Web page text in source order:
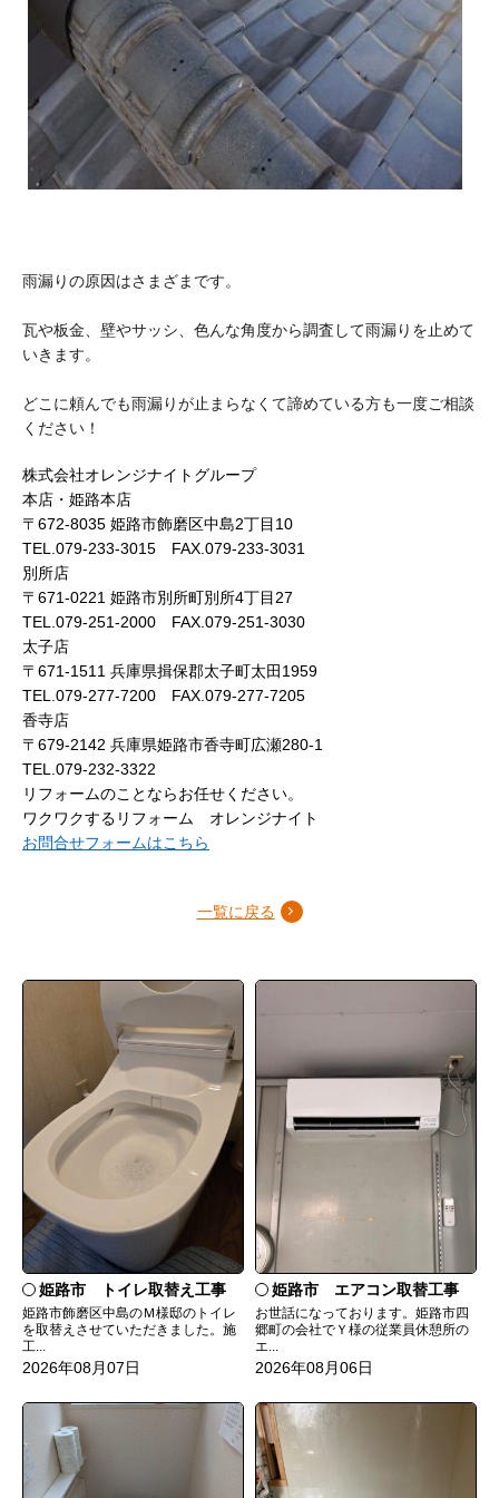
雨漏りの原因はさまざまです。
瓦や板金、壁やサッシ、色んな角度から調査して雨漏りを止めて
いきます。
どこに頼んでも雨漏りが止まらなくて諦めている方も一度ご相談
ください！
株式会社オレンジナイトグループ
本店・姫路本店
〒672-8035 姫路市飾磨区中島2丁目10
TEL.079-233-3015 FAX.079-233-3031
別所店
〒671-0221 姫路市別所町別所4丁目27
TEL.079-251-2000 FAX.079-251-3030
太子店
〒671-1511 兵庫県揖保郡太子町太田1959
TEL.079-277-7200 FAX.079-277-7205
香寺店
〒679-2142 兵庫県姫路市香寺町広瀬280-1
TEL.079-232-3322
リフォームのことならお任せください。
ワクワクするリフォーム オレンジナイト
お問合せフォームはこちら
一覧に戻る
姫路市 トイレ取替え工事
姫路市飾磨区中島のＭ様邸のトイレ
を取替えさせていただきました。施
工...
2026年08月07日
姫路市 エアコン取替工事
お世話になっております。姫路市四
郷町の会社でＹ様の従業員休憩所の
エ...
2026年08月06日